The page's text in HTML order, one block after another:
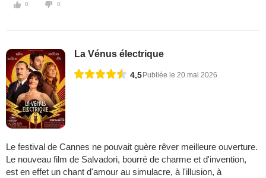
0 0
La Vénus électrique
4,5 Publiée le 20 mai 2026
Le festival de Cannes ne pouvait guère rêver meilleure ouverture.
Le nouveau film de Salvadori, bourré de charme et d'invention,
est en effet un chant d'amour au simulacre, à l'illusion, à